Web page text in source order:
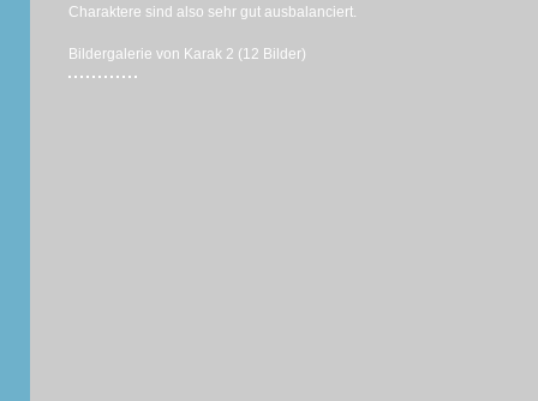
Charaktere sind also sehr gut ausbalanciert.
Bildergalerie von Karak 2 (12 Bilder)